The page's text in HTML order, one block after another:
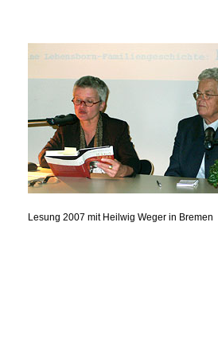
Lesung 2007 mit Heilwig Weger in Bremen